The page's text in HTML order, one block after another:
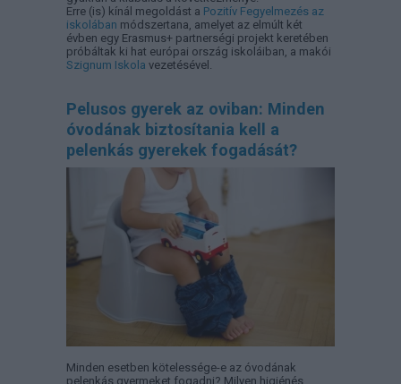
Erre (is) kínál megoldást a Pozitív Fegyelmezés az
iskolában módszertana, amelyet az elmúlt két
évben egy Erasmus+ partnerségi projekt keretében
próbáltak ki hat európai ország iskoláiban, a makói
Szignum Iskola vezetésével.
Pelusos gyerek az oviban: Minden
óvodának biztosítania kell a
pelenkás gyerekek fogadását?
Minden esetben kötelessége-e az óvodának
pelenkás gyermeket fogadni? Milyen higiénés